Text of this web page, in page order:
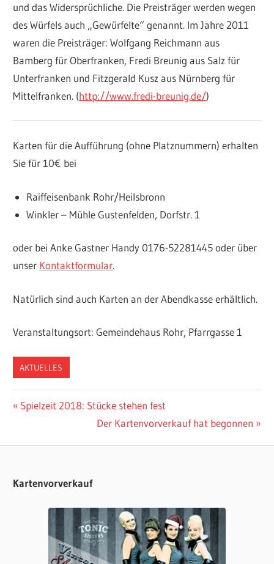
und das Widersprüchliche. Die Preisträger werden wegen
des Würfels auch „Gewürfelte“ genannt. Im Jahre 2011
waren die Preisträger: Wolfgang Reichmann aus
Bamberg für Oberfranken, Fredi Breunig aus Salz für
Unterfranken und Fitzgerald Kusz aus Nürnberg für
Mittelfranken. (http://www.fredi-breunig.de/)
Karten für die Aufführung (ohne Platznummern) erhalten
Sie für 10€ bei
Raiffeisenbank Rohr/Heilsbronn
Winkler – Mühle Gustenfelden, Dorfstr. 1
oder bei Anke Gastner Handy 0176-52281445 oder über
unser Kontaktformular.
Natürlich sind auch Karten an der Abendkasse erhältlich.
Veranstaltungsort: Gemeindehaus Rohr, Pfarrgasse 1
AKTUELLES
Beitragsnavigation
Vorheriger
Spielzeit 2018: Stücke stehen fest
Nächster
Der Kartenvorverkauf hat begonnen
Kartenvorverkauf